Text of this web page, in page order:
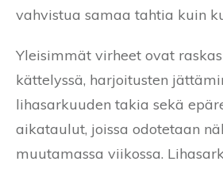
vahvistua samaa tahtia kuin
Yleisimmät virheet ovat
kättelyssä, harjoitusten
lihasarkuuden takia sekä
aikataulut, joissa odotetaan
muutamassa viikossa.